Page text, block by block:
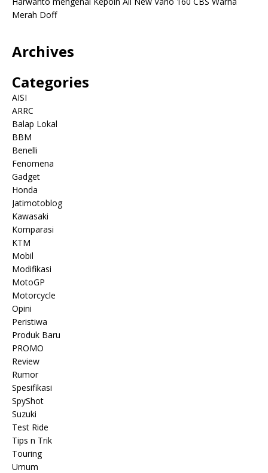
Merah Doff
Archives
Categories
AISI
ARRC
Balap Lokal
BBM
Benelli
Fenomena
Gadget
Honda
Jatimotoblog
Kawasaki
Komparasi
KTM
Mobil
Modifikasi
MotoGP
Motorcycle
Opini
Peristiwa
Produk Baru
PROMO
Review
Rumor
Spesifikasi
SpyShot
Suzuki
Test Ride
Tips n Trik
Touring
Umum